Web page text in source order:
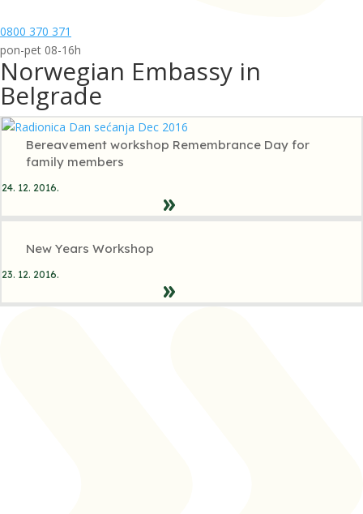
0800 370 371
pon-pet 08-16h
Norwegian Embassy in
Belgrade
Bereavement workshop Remembrance Day for
family members
24. 12. 2016.
New Years Workshop
23. 12. 2016.